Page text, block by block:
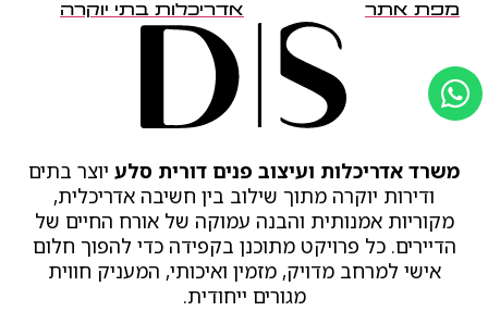
משרד אדריכלות ועיצוב פנים דורית סלע יוצר בתים
ודירות יוקרה מתוך שילוב בין חשיבה אדריכלית,
מקוריות אמנותית והבנה עמוקה של אורח החיים של
הדיירים. כל פרויקט מתוכנן בקפידה כדי להפוך חלום
אישי למרחב מדויק, מזמין ואיכותי, המעניק חווית
מגורים ייחודית.
מפת אתר
אדריכלות בתי יוקרה